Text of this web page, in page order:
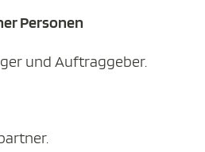
Personen
und Auftraggeber.